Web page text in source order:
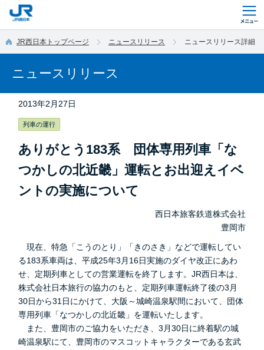
JR西日本トップページ ニュースリリース ニュースリリース詳細
ニュースリリース
2013年2月27日
列車の運行
ありがとう183系 団体専用列車「な
つかしの北近畿」運転とお出迎えイベ
ントの実施について
西日本旅客鉄道株式会社
豊岡市
現在、特急「こうのとり」「きのさき」などで運転してい
る183系車両は、平成25年3月16日実施のダイヤ改正にあわ
せ、定期列車としての営業運転を終了します。JR西日本は、
株式会社日本旅行の協力のもと、定期列車運転終了後の3月
30日から31日にかけて、大阪～城崎温泉駅間において、団体
専用列車「なつかしの北近畿」を運転いたします。
また、豊岡市のご協力をいただき、3月30日に終着駅の城
崎温泉駅にて、豊岡市のマスコットキャラクターである玄武